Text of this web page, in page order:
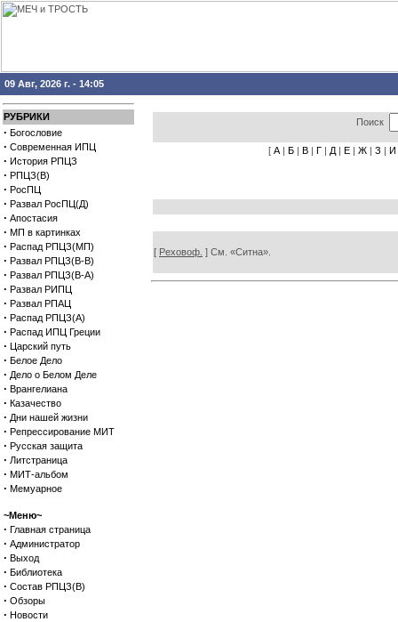
09 Авг, 2026 г. - 14:05
РУБРИКИ
· Богословие
· Современная ИПЦ
· История РПЦЗ
· РПЦЗ(В)
· РосПЦ
· Развал РосПЦ(Д)
· Апостасия
· МП в картинках
· Распад РПЦЗ(МП)
· Развал РПЦЗ(В-В)
· Развал РПЦЗ(В-А)
· Развал РИПЦ
· Развал РПАЦ
· Распад РПЦЗ(А)
· Распад ИПЦ Греции
· Царский путь
· Белое Дело
· Дело о Белом Деле
· Врангелиана
· Казачество
· Дни нашей жизни
· Репрессирование МИТ
· Русская защита
· Литстраница
· МИТ-альбом
· Мемуарное
~Меню~
· Главная страница
· Администратор
· Выход
· Библиотека
· Состав РПЦЗ(В)
· Обзоры
· Новости
Поиск
[ А | Б | В | Г | Д | Е | Ж | З | И
[ Реховоф. ] См. «Ситна».